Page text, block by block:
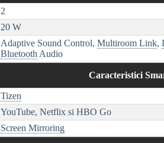
2
20 W
Adaptive Sound Control,Multiroom Link,
Bluetooth Audio
Caracteristici
Tizen
YouTube, Netflix si HBO Go
Screen Mirroring